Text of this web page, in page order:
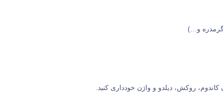
و…)
روکش، دیلدو و واژن خودداری کنید.